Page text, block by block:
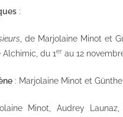
:
, de Marjolaine Minot et
Alchimic, du 1er au 12
: Marjolaine Minot et
Minot, Audrey Launaz,